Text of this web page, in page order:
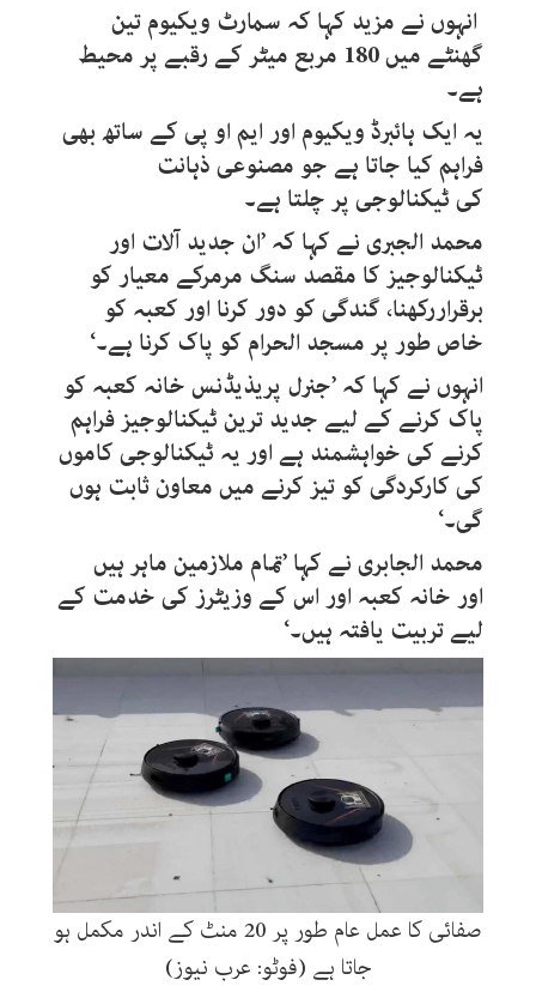
انہوں نے مزید کہا کہ سمارٹ ویکیوم تین
گھنٹے میں 180 مربع میٹر کے رقبے پر محیط
ہے۔
یہ ایک ہائبرڈ ویکیوم اور ایم او پی کے ساتھ بھی
فراہم کیا جاتا ہے جو مصنوعی ذہانت
کی ٹیکنالوجی پر چلتا ہے۔
محمد الجبری نے کہا کہ ’ان جدید آلات اور
ٹیکنالوجیز کا مقصد سنگ مرمرکے معیار کو
برقراررکھنا، گندگی کو دور کرنا اور کعبہ کو
خاص طور پر مسجد الحرام کو پاک کرنا ہے۔‘
انہوں نے کہا کہ ’جنرل پریذیڈنس خانہ کعبہ کو
پاک کرنے کے لیے جدید ترین ٹیکنالوجیز فراہم
کرنے کی خواہشمند ہے اور یہ ٹیکنالوجی کاموں
کی کارکردگی کو تیز کرنے میں معاون ثابت ہوں
گی۔‘
محمد الجابری نے کہا ’تمام ملازمین ماہر ہیں
اور خانہ کعبہ اور اس کے وزیٹرز کی خدمت کے
لیے تربیت یافتہ ہیں۔‘
صفائی کا عمل عام طور پر 20 منٹ کے اندر مکمل ہو
جاتا ہے (فوٹو: عرب نیوز)